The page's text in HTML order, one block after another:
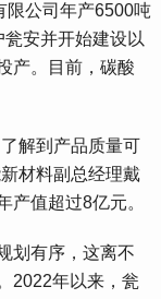
公司年产6500吨
安并开始建设以
产。目前，碳酸
解到产品质量可
材料副总经理戴
产值超过8亿元。
有序，这离不
2022年以来，瓮